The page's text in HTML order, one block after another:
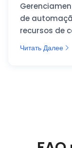
de
recursos de
Читать Далее